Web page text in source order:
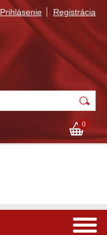
Prihlásenie Registrácia
0